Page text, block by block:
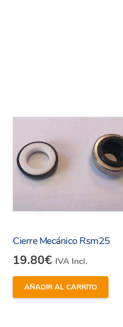
Cierre Mecánico Rsm25
19.80€ IVA Incl.
AÑADIR AL CARRITO